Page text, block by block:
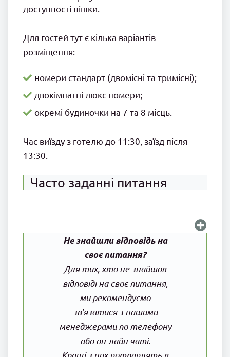
доступності пішки.
Для гостей тут є кілька варіантів
розміщення:
номери стандарт (двомісні та тримісні);
двокімнатні люкс номери;
окремі будиночки на 7 та 8 місць.
Час виїзду з готелю до 11:30, заїзд після
13:30.
Часто заданні питання
Не знайшли відповідь на
своє питання?
Для тих, хто не знайшов
відповіді на своє питання,
ми рекомендуємо
зв'язатися з нашими
менеджерами по телефону
або он-лайн чаті.
Кращі з них потраплять в